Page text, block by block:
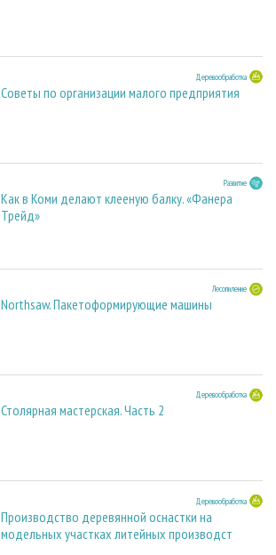
Деревообработка
Советы по организации малого предприятия
Развитие
Как в Коми делают клееную балку. «Фанера
Трейд»
Лесопиление
Northsaw. Пакетоформирующие машины
Деревообработка
Столярная мастерская. Часть 2
Деревообработка
Производство деревянной оснастки на
модельных участках литейных производст